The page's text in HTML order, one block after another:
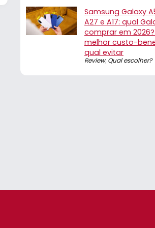
Samsung Galaxy
A27 e A17: qual
comprar em
melhor custo-
qual evitar
Review, Qual escolher?